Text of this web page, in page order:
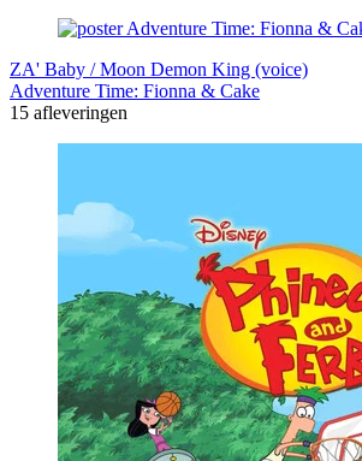
ZA' Baby / Moon Demon King (voice)
Adventure Time: Fionna & Cake
15 afleveringen